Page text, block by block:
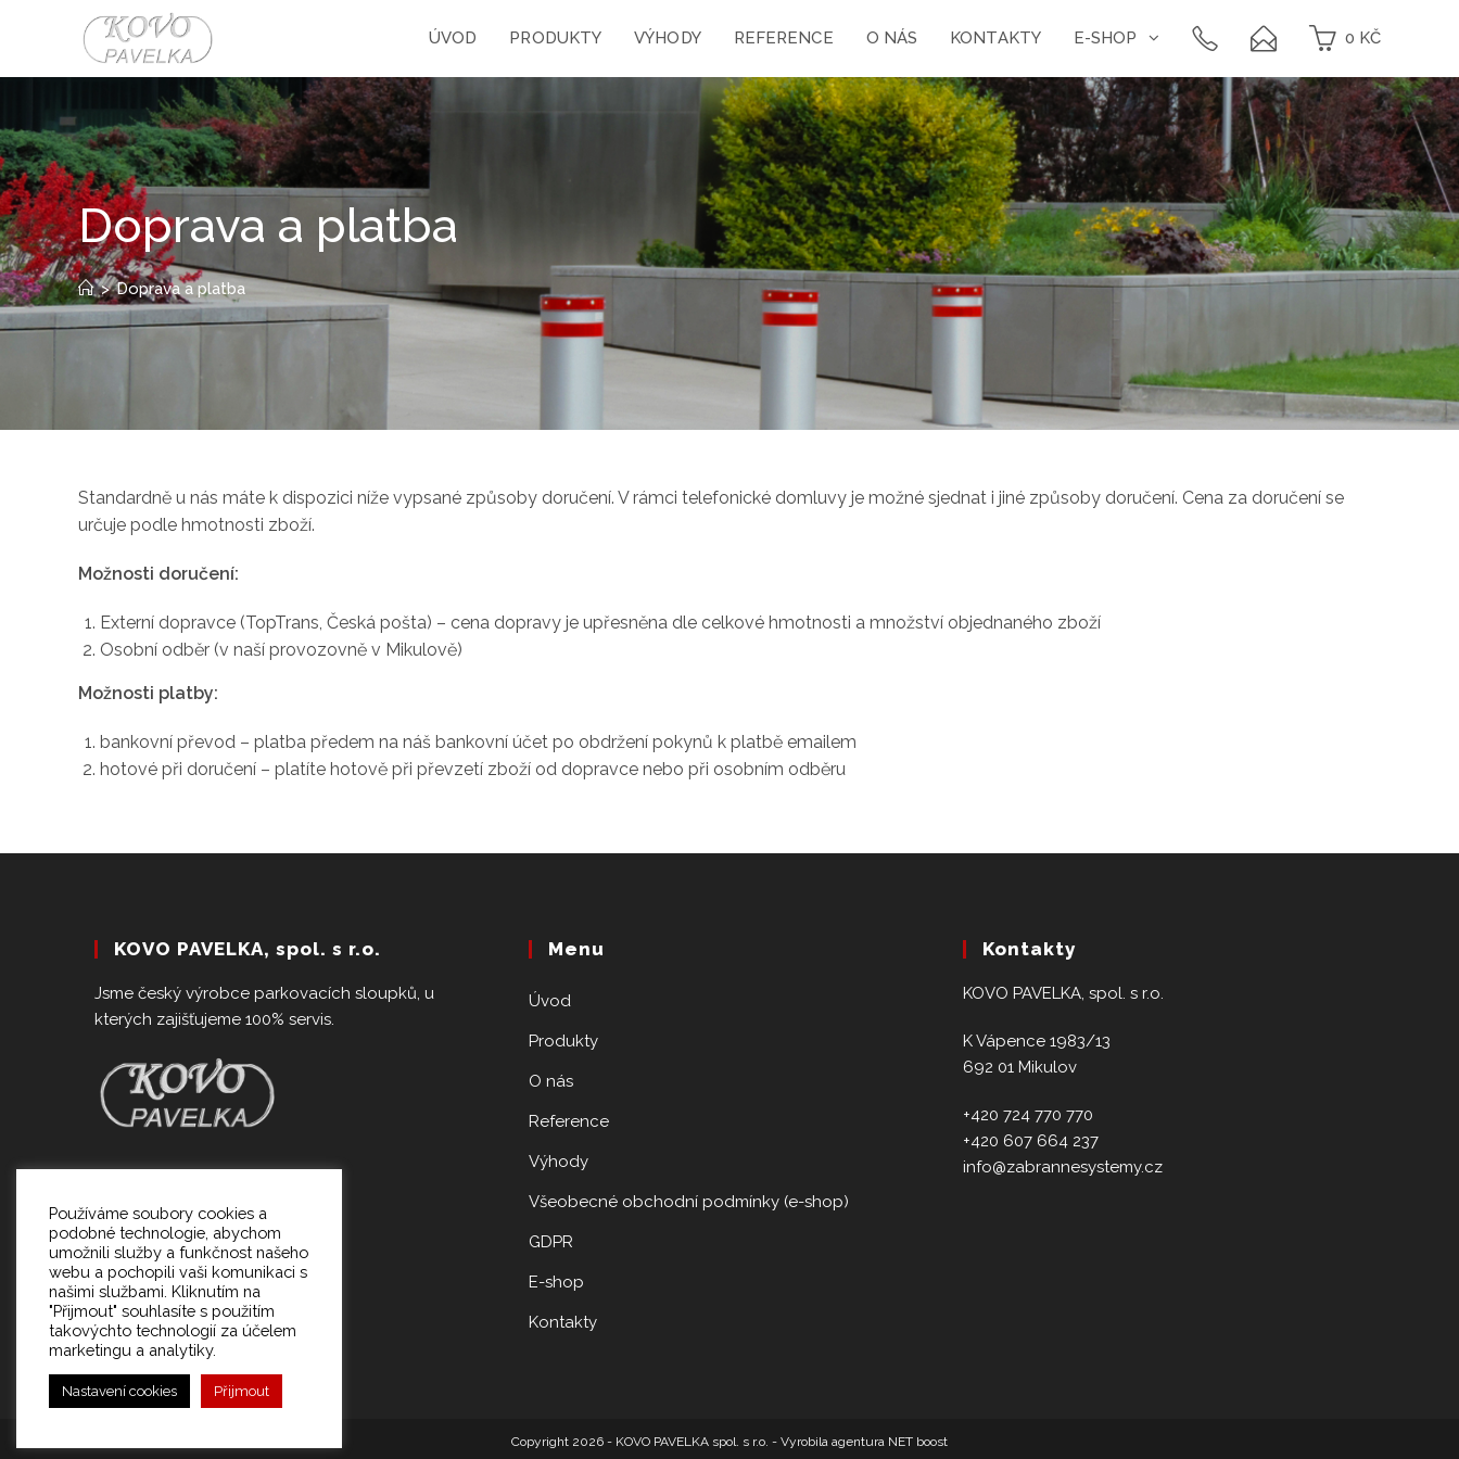
ÚVOD PRODUKTY VÝHODY REFERENCE O NÁS KONTAKTY E-SHOP 0 KČ
Doprava a platba
> Doprava a platba
Standardně u nás máte k dispozici níže vypsané způsoby doručení. V rámci telefonické domluvy je možné sjednat i jiné způsoby doručení. Cena za doručení se
určuje podle hmotnosti zboží.
Možnosti doručení:
Externí dopravce (TopTrans, Česká pošta) – cena dopravy je upřesněna dle celkové hmotnosti a množství objednaného zboží
Osobní odběr (v naší provozovně v Mikulově)
Možnosti platby:
bankovní převod – platba předem na náš bankovní účet po obdržení pokynů k platbě emailem
hotové při doručení – platíte hotově při převzetí zboží od dopravce nebo při osobním odběru
KOVO PAVELKA, spol. s r.o.
Jsme český výrobce parkovacích sloupků, u
kterých zajišťujeme 100% servis.
Menu
Úvod
Produkty
O nás
Reference
Výhody
Všeobecné obchodní podmínky (e-shop)
GDPR
E-shop
Kontakty
Kontakty
KOVO PAVELKA, spol. s r.o.
K Vápence 1983/13
692 01 Mikulov
+420 724 770 770
+420 607 664 237
info@zabrannesystemy.cz
Copyright 2026 - KOVO PAVELKA spol. s r.o. - Vyrobila agentura NET boost
Používáme soubory cookies a
podobné technologie, abychom
umožnili služby a funkčnost našeho
webu a pochopili vaši komunikaci s
našimi službami. Kliknutím na
"Přijmout" souhlasíte s použitím
takovýchto technologií za účelem
marketingu a analytiky.
Nastavení cookies Přijmout